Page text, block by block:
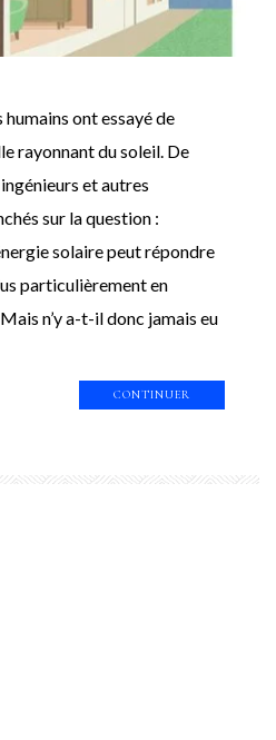
humains ont essayé de
rayonnant du soleil. De
et autres
sur la question :
solaire peut répondre
particulièrement en
n’y a-t-il donc jamais eu
CONTINUER